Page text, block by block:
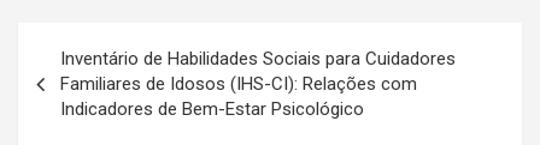
de
Post
Inventário de Habilidades Sociais para Cuidadores
Familiares de Idosos (IHS-CI): Relações com
Indicadores de Bem-Estar Psicológico